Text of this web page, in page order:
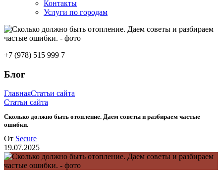
Контакты
Услуги по городам
+7 (978) 515 999 7
Блог
ГлавнаяСтатьи сайта
Статьи сайта
Сколько должно быть отопление. Даем советы и разбираем частые
ошибки.
От Secure
19.07.2025